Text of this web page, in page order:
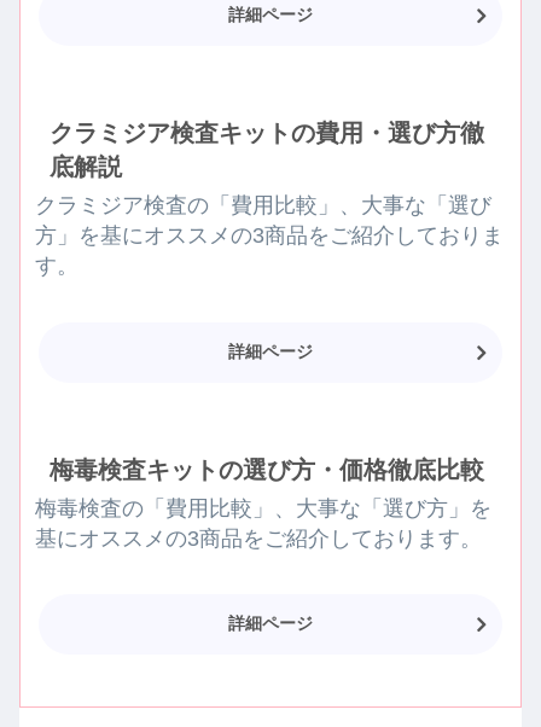
詳細ページ
クラミジア検査キットの費用・選び方徹
底解説
クラミジア検査の「費用比較」、大事な「選び
方」を基にオススメの3商品をご紹介しておりま
す。
詳細ページ
梅毒検査キットの選び方・価格徹底比較
梅毒検査の「費用比較」、大事な「選び方」を
基にオススメの3商品をご紹介しております。
詳細ページ